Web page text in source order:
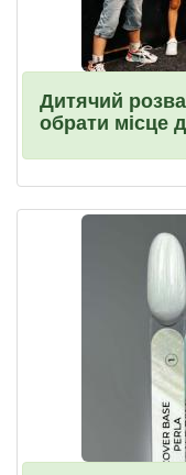
Дитячий
обрати місце